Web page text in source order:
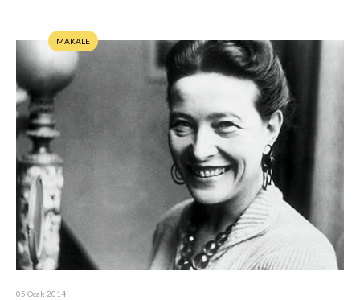
MAKALE
05 Ocak 2014